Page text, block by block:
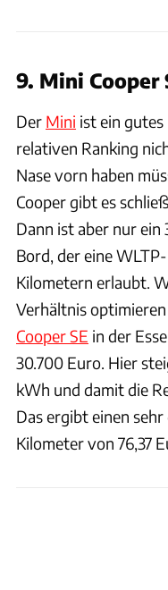
9. Mini Cooper
Der Mini ist ein gutes
relativen Ranking
Nase vorn haben
Cooper gibt es
Dann ist aber nur
Bord, der eine
Kilometern erlaubt.
Verhältnis
Cooper SE in der
30.700 Euro. Hier
kWh und damit die
Das ergibt einen
Kilometer von 76,37